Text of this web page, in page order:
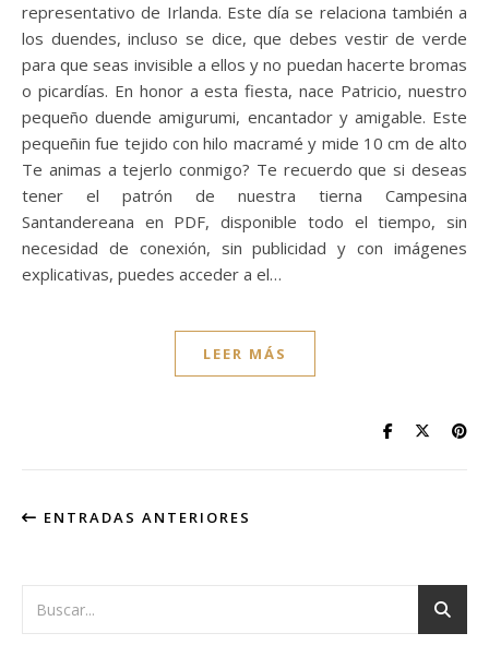
representativo de Irlanda. Este día se relaciona también a
los duendes, incluso se dice, que debes vestir de verde
para que seas invisible a ellos y no puedan hacerte bromas
o picardías. En honor a esta fiesta, nace Patricio, nuestro
pequeño duende amigurumi, encantador y amigable. Este
pequeñin fue tejido con hilo macramé y mide 10 cm de alto
Te animas a tejerlo conmigo? Te recuerdo que si deseas
tener el patrón de nuestra tierna Campesina
Santandereana en PDF, disponible todo el tiempo, sin
necesidad de conexión, sin publicidad y con imágenes
explicativas, puedes acceder a el…
LEER MÁS
ENTRADAS ANTERIORES